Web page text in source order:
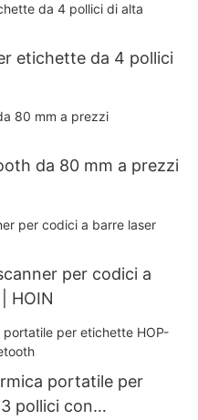
etichette da 4 pollici
da 80 mm a prezzi
per codici a
HOIN
portatile per
pollici con